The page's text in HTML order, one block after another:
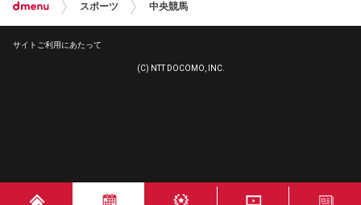
スポーツ 中央競馬
サイトご利用にあたって
(C) NTT DOCOMO, INC.